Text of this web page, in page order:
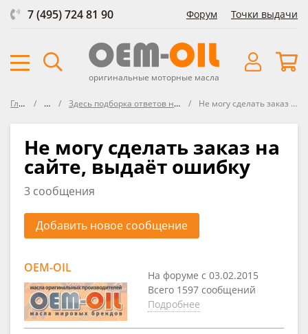
7 (495) 724 81 90 Форум Точки выдачи
оригинальные моторные масла
Главная ФорумЗдесь подборка ответов на часто задаваемые вопросы Не могу сделать заказ на сайте, выдаёт ошибку
Не могу сделать заказ на
сайте, выдаёт ошибку
3 сообщения
Добавить новое сообщение
OEM-OIL
На форуме с 03.02.2015
Всего 1597 сообщений
Подробнее